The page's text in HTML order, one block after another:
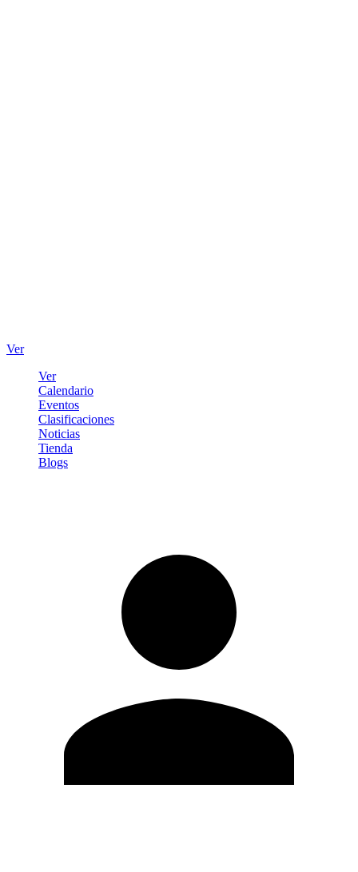
Ver
Ver
Calendario
Eventos
Clasificaciones
Noticias
Tienda
Blogs